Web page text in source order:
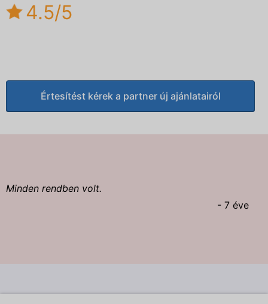
4.5/5
Értesítést kérek a partner új ajánlatairól
Minden rendben volt.
- 7 éve